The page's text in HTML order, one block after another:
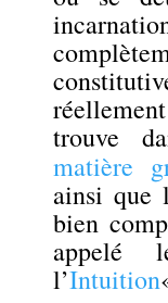
trouve
matière
ainsi que
bien
l’Intuition